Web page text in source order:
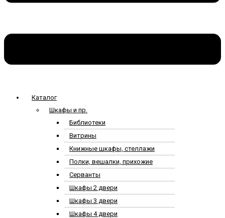
Каталог
Шкафы и пр.
Библиотеки
Витрины
Книжные шкафы, стеллажи
Полки, вешалки, прихожие
Серванты
Шкафы 2 двери
Шкафы 3 двери
Шкафы 4 двери